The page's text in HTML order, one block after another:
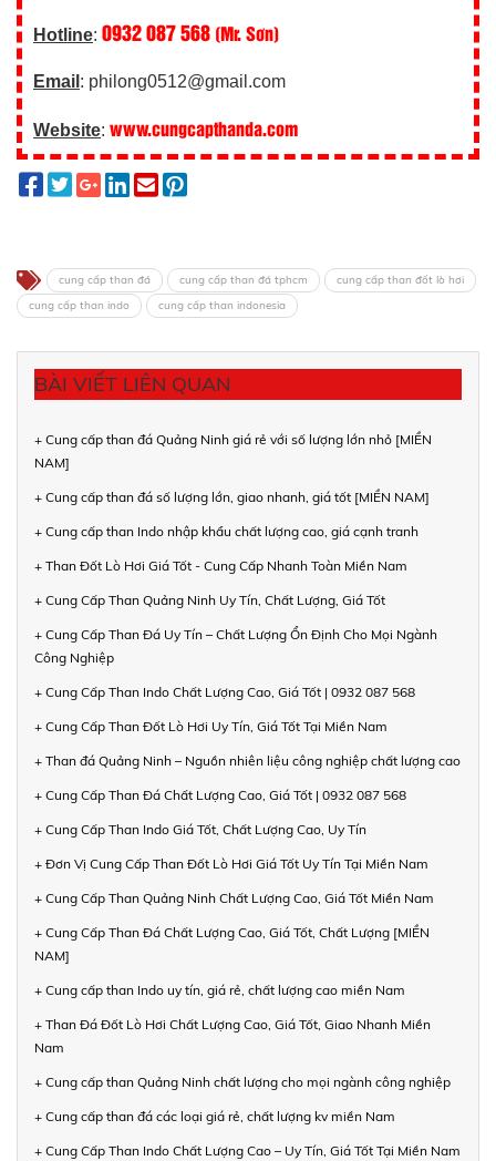
Hotline: 0932 087 568 (Mr. Sơn)
Email : philong0512@gmail.com
Website: www.cungcapthanda.com
cung cấp than đá cung cấp than đá tphcm
cung cấp than đốt lò hơi
cung cấp than indo
cung cấp than indonesia
BÀI VIẾT LIÊN QUAN
+ Cung cấp than đá Quảng Ninh giá rẻ với số lượng lớn nhỏ [MIỀN
NAM]
+ Cung cấp than đá số lượng lớn, giao nhanh, giá tốt [MIỀN NAM]
+ Cung cấp than Indo nhập khẩu chất lượng cao, giá cạnh tranh
+ Than Đốt Lò Hơi Giá Tốt - Cung Cấp Nhanh Toàn Miền Nam
+ Cung Cấp Than Quảng Ninh Uy Tín, Chất Lượng, Giá Tốt
+ Cung Cấp Than Đá Uy Tín – Chất Lượng Ổn Định Cho Mọi Ngành
Công Nghiệp
+ Cung Cấp Than Indo Chất Lượng Cao, Giá Tốt | 0932 087 568
+ Cung Cấp Than Đốt Lò Hơi Uy Tín, Giá Tốt Tại Miền Nam
+ Than đá Quảng Ninh – Nguồn nhiên liệu công nghiệp chất lượng cao
+ Cung Cấp Than Đá Chất Lượng Cao, Giá Tốt | 0932 087 568
+ Cung Cấp Than Indo Giá Tốt, Chất Lượng Cao, Uy Tín
+ Đơn Vị Cung Cấp Than Đốt Lò Hơi Giá Tốt Uy Tín Tại Miền Nam
+ Cung Cấp Than Quảng Ninh Chất Lượng Cao, Giá Tốt Miền Nam
+ Cung Cấp Than Đá Chất Lượng Cao, Giá Tốt, Chất Lượng [MIỀN
NAM]
+ Cung cấp than Indo uy tín, giá rẻ, chất lượng cao miền Nam
+ Than Đá Đốt Lò Hơi Chất Lượng Cao, Giá Tốt, Giao Nhanh Miền
Nam
+ Cung cấp than Quảng Ninh chất lượng cho mọi ngành công nghiệp
+ Cung cấp than đá các loại giá rẻ, chất lượng kv miền Nam
+ Cung Cấp Than Indo Chất Lượng Cao – Uy Tín, Giá Tốt Tại Miền Nam